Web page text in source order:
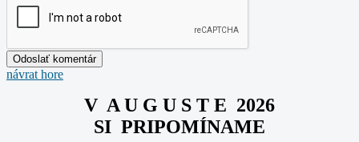
návrat hore
V A U G U S T E 2026
SI PRIPOMÍNAME